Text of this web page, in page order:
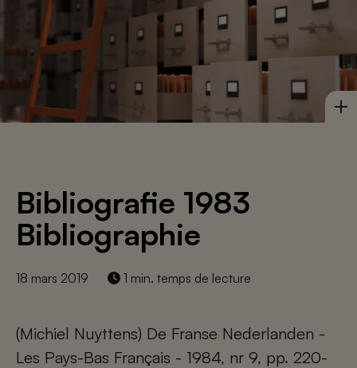
Bibliografie 1983
Bibliographie
18 mars 2019 1 min. temps de lecture
(Michiel Nuyttens) De Franse Nederlanden -
Les Pays-Bas Français - 1984, nr 9, pp. 220-